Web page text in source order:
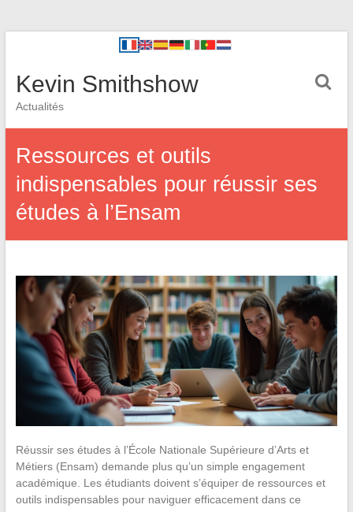
Kevin Smithshow
Actualités
Ressources et outils
indispensables pour réussir ses
études à l’Ensam
Réussir ses études à l’École Nationale Supérieure d’Arts et
Métiers (Ensam) demande plus qu’un simple engagement
académique. Les étudiants doivent s’équiper de ressources et
outils indispensables pour naviguer efficacement dans ce